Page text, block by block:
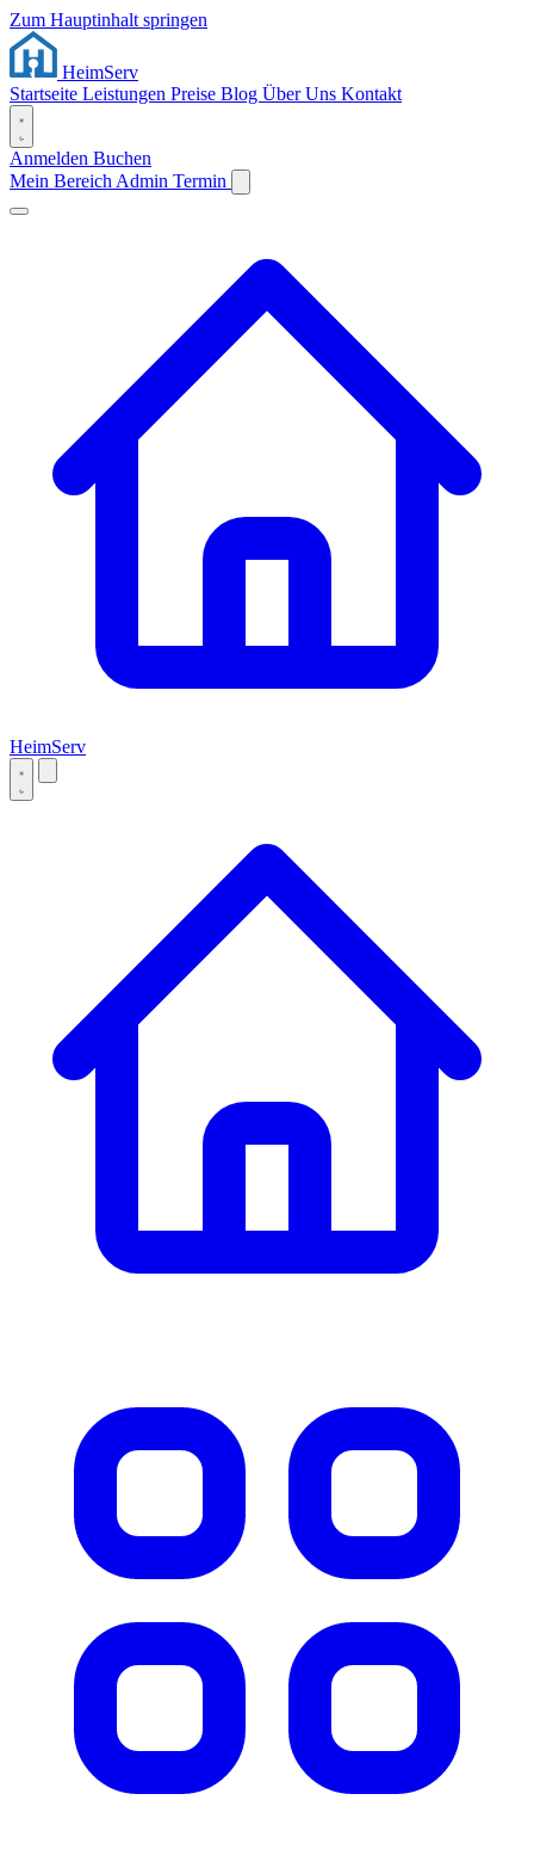
Zum Hauptinhalt springen
HeimServ
Startseite Leistungen Preise Blog Über Uns Kontakt
Anmelden Buchen
Mein Bereich Admin Termin
HeimServ